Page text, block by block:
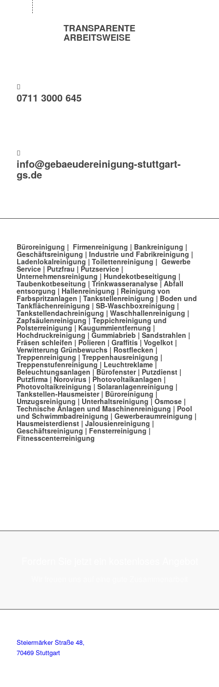
TRANSPARENTE
ARBEITSWEISE
0711 3000 645
info@gebaeudereinigung-stuttgart-
gs.de
Büroreinigung | Firmenreinigung | Bankreinigung |
Geschäftsreinigung | Industrie und Fabrikreinigung |
Ladenlokalreinigung| Toilettenreinigung | Gewerbe
Service| Putzfrau | Putzservice|
Unternehmensreinigung | Hundekotbeseitigung |
Taubenkotbeseitung | Trinkwasseranalyse|Abfall
entsorgung | Hallenreinigung | Reinigung von
Farbspritzanlagen | Tankstellenreinigung| Boden und
Tankflächenreinigung | SB-Waschboxreinigung |
Tankstellendachreinigung | Waschhallenreinigung |
Zapfsäulenreinigung| Teppichreinigung und
Polsterreinigung| Kaugummientfernung|
Hochdruckreinigung | Gummiabrieb | Sandstrahlen |
Fräsen schleifen | Polieren | Graffitis| Vogelkot|
Verwitterung Grünbewuchs| Rostflecken|
Treppenreinigung | Treppenhausreinigung |
Treppenstufenreinigung| Leuchtreklame|
Beleuchtungsanlagen |Bürofenster| Putzdienst|
Putzfirma | Norovirus| Photovoltaikanlagen |
Photovoltaikreinigung | Solaranlagenreinigung |
Tankstellen-Hausmeister| Büroreinigung |
Umzugsreinigung | Unterhaltsreinigung|Osmose|
Technische Anlagen und Maschinenreinigung | Pool
und Schwimmbadreinigung | Gewerberaumreinigung |
Hausmeisterdienst| Jalousienreinigung |
Geschäftsreinigung | Fensterreinigung|
Fitnesscenterreinigung
Steiermärker Straße 48,
70469 Stuttgart